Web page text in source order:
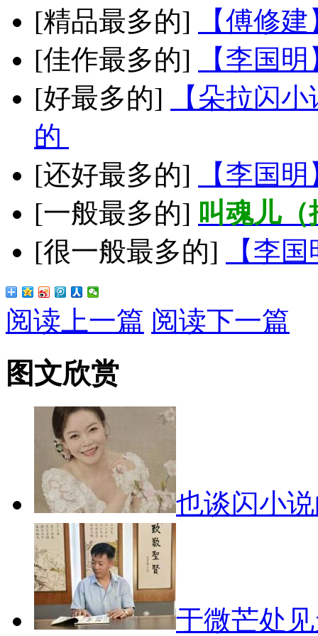
[精品最多的]
【傅修
[佳作最多的]
【李国
[好最多的]
【朵拉闪
的
[还好最多的]
【李国
[一般最多的] 叫魂儿
[很一般最多的]
【李
阅读上一篇 阅读下一篇
图文欣赏
也谈闪小
于微芒处